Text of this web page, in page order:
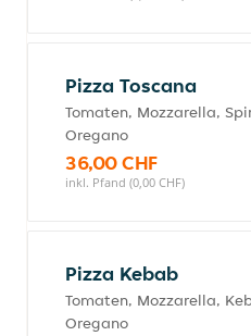
Pizza Toscana
Tomaten, Mozzarella,
Oregano
36,00 CHF
inkl. Pfand (0,00 CHF)
Pizza Kebab
Tomaten, Mozzarella,
Oregano